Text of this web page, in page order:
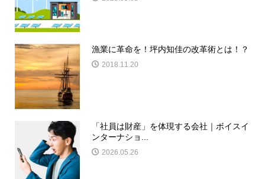
漁業に革命を！坪内知佳の改革術とは！？
2018.11.20
「社員は財産」を体現する会社｜ボイスイ
ンターナショ...
2026.05.26